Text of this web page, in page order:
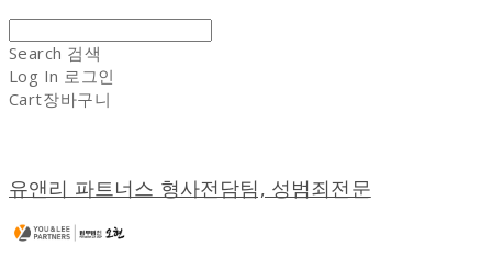
Search 검색
Log In 로그인
Cart장바구니
유앤리 파트너스 형사전담팀, 성범죄전문